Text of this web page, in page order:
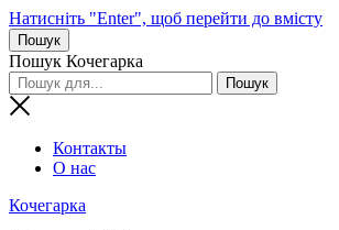
Натисніть "Enter", щоб перейти до вмісту
Пошук
Пошук Кочегарка
Контакты
О нас
Кочегарка